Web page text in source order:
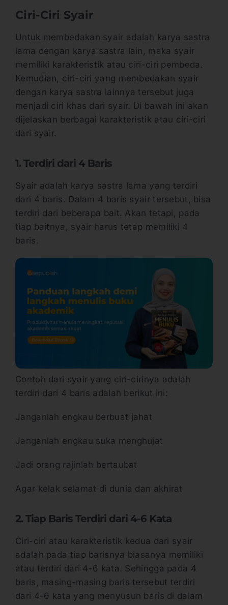
Ciri-Ciri Syair
Untuk membedakan syair adalah karya sastra
lama dengan karya sastra lain, maka syair
memiliki karakteristik atau ciri-ciri pembeda.
Kemudian, ciri-ciri yang membedakan syair
dengan karya sastra lainnya tersebut juga
menjadi ciri khas dari syair. Di bawah ini akan
dijelaskan berbagai karakteristik atau ciri-ciri
dari syair.
1. Terdiri dari 4 Baris
Syair adalah karya sastra lama yang terdiri
dari 4 baris. Dalam 4 baris syair tersebut, bisa
terdiri dari beberapa bait. Akan tetapi, pada
tiap baitnya, syair harus tetap memiliki 4
baris.
Contoh dari syair yang ciri-cirinya adalah
terdiri dari 4 baris adalah berikut ini:
Janganlah engkau berbuat jahat
Janganlah engkau suka menghujat
Jadi orang rajinlah bertaubat
Agar kelak selamat di dunia dan akhirat
2. Tiap Baris Terdiri dari 4-6 Kata
Ciri-ciri atau karakteristik kedua dari syair
adalah pada tiap barisnya biasanya memiliki
atau terdiri dari 4-6 kata. Sehingga pada 4
baris, masing-masing baris tersebut terdiri
dari 4-6 kata yang menyusun baris di dalam